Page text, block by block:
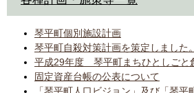
琴平町個別施設計画
琴平町自殺対策計画を策定しました。
平成29年度 琴平町まちひとしごと
固定資産台帳の公表について